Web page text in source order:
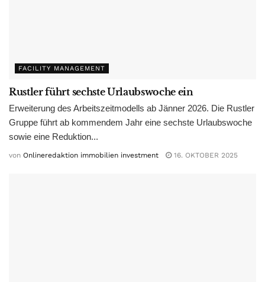
FACILITY MANAGEMENT
Rustler führt sechste Urlaubswoche ein
Erweiterung des Arbeitszeitmodells ab Jänner 2026. Die Rustler
Gruppe führt ab kommendem Jahr eine sechste Urlaubswoche
sowie eine Reduktion...
von Onlineredaktion immobilien investment 16. OKTOBER 2025